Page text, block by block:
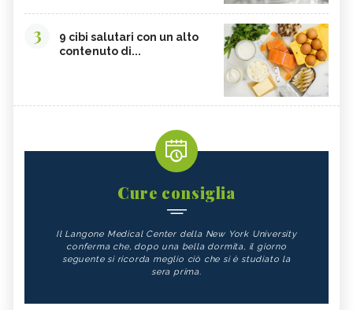
3
9 cibi salutari con un alto
contenuto di...
Cure consiglia
Il Langone Medical Center della New York University
conferma che, dopo una bella dormita, il giorno
seguente si ricorda meglio ciò che si è studiato la
sera prima.